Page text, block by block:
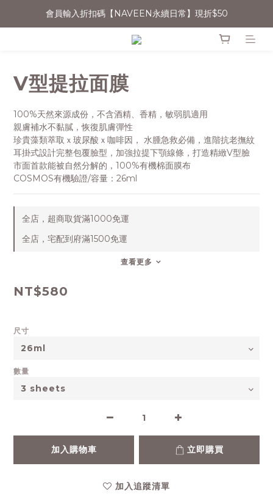
消費滿$1500宅配免運
會員輸入折扣碼【NAVEEN永續日常】現折$50
無法登入會員者，可嘗試清除Cookie或用無痕網頁開啟操作
V型提拉面膜
100%天然來源成份，不含酒精、香精，敏弱肌適用
親膚補水不黏膩，恢復肌膚彈性
珍貴藻類萃取ｘ玻尿酸ｘ咖啡因， 水腫急救必備，進階抗老撫紋
耳掛式設計完整包覆臉型，加強拉提下顎線條，打造精緻V型臉
市面首款能被自然分解的，100%有機棉面膜布
COSMOS有機驗證/容量：26ml
全店，超商取貨滿1000免運
全店，宅配到府滿1500免運
查看更多
NT$580
尺寸
數量
加入購物車 立即購買
加入追蹤清單